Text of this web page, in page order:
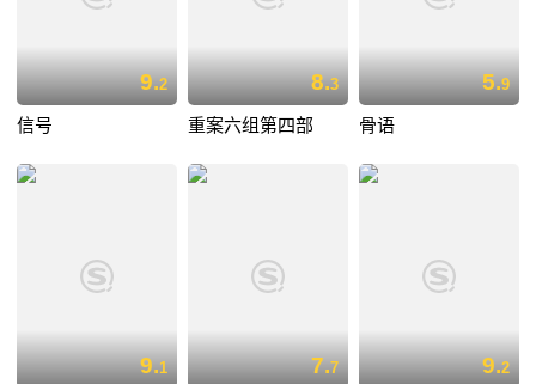
9.2
信号
8.3
重案六组第四部
5.9
骨语
9.1 7.7 9.2